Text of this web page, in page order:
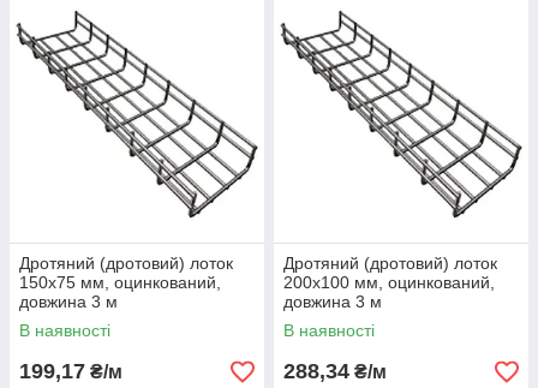
Дротяний (дротовий) лоток
150х75 мм, оцинкований,
довжина 3 м
В наявності
199,17 ₴/м
Дротяний (дротовий) лоток
200х100 мм, оцинкований,
довжина 3 м
В наявності
288,34 ₴/м